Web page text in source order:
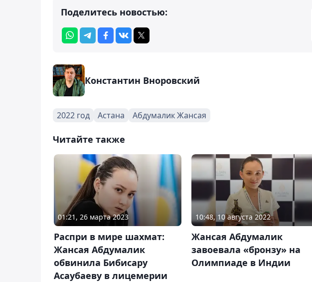
Поделитесь новостью:
Константин Вноровский
2022 год Астана Абдумалик Жансая
Читайте также
01:21, 26 марта 2023
Распри в мире шахмат:
Жансая Абдумалик
обвинила Бибисару
Асаубаеву в лицемерии
10:48, 10 августа 2022
Жансая Абдумалик
завоевала «бронзу» на
Олимпиаде в Индии